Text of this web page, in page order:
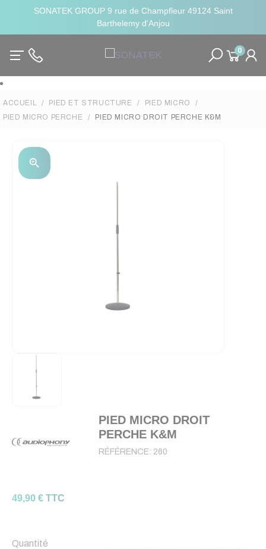
SONATEK GROUP 9 rue de Champfleur 49124 Saint
Barthelemy d'Anjou
0
ACCUEIL PIED ET STRUCTURE
PIED MICRO
PIED MICRO PERCHE
PIED MICRO DROIT PERCHE K&M
zoom_in
PIED MICRO DROIT
PERCHE K&M
RÉFÉRENCE: 260
49,90 € TTC
Quantité